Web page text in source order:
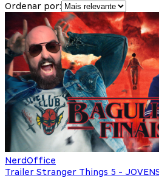
Ordenar por:
NerdOffice
Trailer Stranger Things 5 - JOVENS